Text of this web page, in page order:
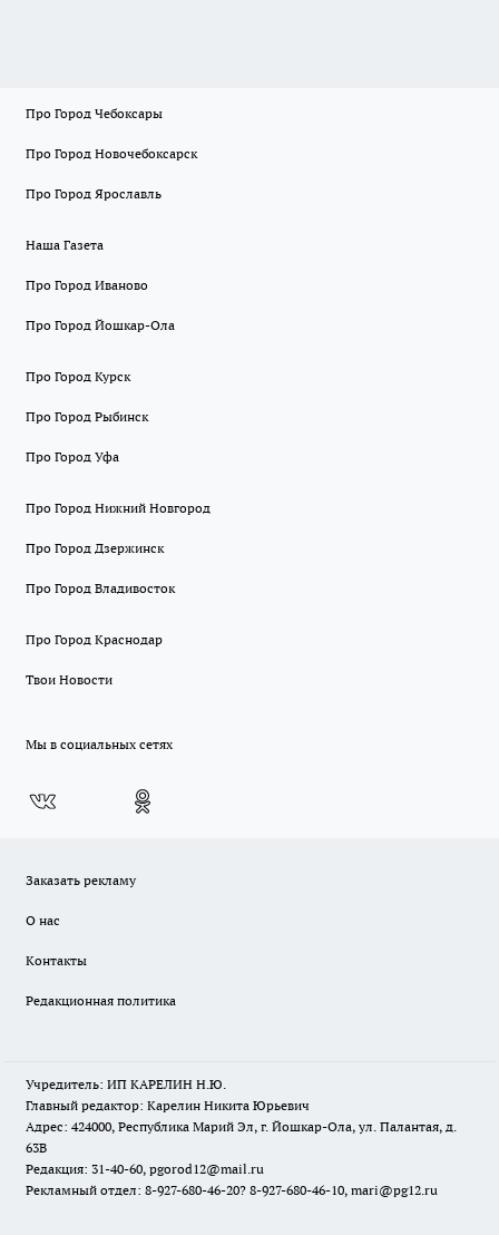
Про Город Чебоксары
Про Город Новочебоксарск
Про Город Ярославль
Наша Газета
Про Город Иваново
Про Город Йошкар-Ола
Про Город Курск
Про Город Рыбинск
Про Город Уфа
Про Город Нижний Новгород
Про Город Дзержинск
Про Город Владивосток
Про Город Краснодар
Твои Новости
Мы в социальных сетях
Заказать рекламу
О нас
Контакты
Редакционная политика
Учредитель: ИП КАРЕЛИН Н.Ю.
Главный редактор: Карелин Никита Юрьевич
Адрес: 424000, Республика Марий Эл, г. Йошкар-Ола, ул. Палантая, д.
63В
Редакция: 31-40-60, pgorod12@mail.ru
Рекламный отдел: 8-927-680-46-20? 8-927-680-46-10, mari@pg12.ru